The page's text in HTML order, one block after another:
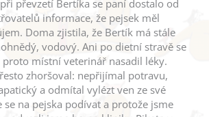
převzetí Bertíka se paní dostalo od
informace, že pejsek měl
Doma zjistila, že Bertík má stále
vodový. Ani po dietní stravě se
místní veterinář nasadil léky.
zhoršoval: nepřijímal potravu,
a odmítal vylézt ven ze své
se na pejska podívat a protože jsme